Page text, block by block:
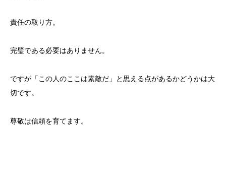
責任の取り方。
完璧である必要はありません。
ですが「この人のここは素敵だ」と思える点があるかどうかは大
切です。
尊敬は信頼を育てます。